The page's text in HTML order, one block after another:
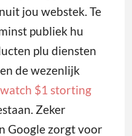
jou webstek. Te
publiek hu
plu diensten
de wezenlijk
$1 storting
Zeker
Google zorgt voor